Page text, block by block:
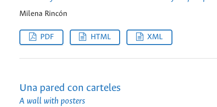
Milena Rincón
PDF HTML XML
Una pared con carteles
A wall with posters